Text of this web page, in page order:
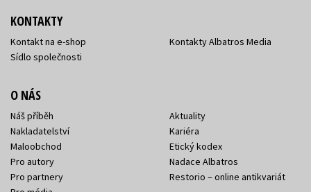
KONTAKTY
Kontakt na e-shop
Sídlo společnosti
Kontakty Albatros Media
O NÁS
Náš příběh
Nakladatelství
Maloobchod
Pro autory
Pro partnery
Aktuality
Kariéra
Etický kodex
Nadace Albatros
Restorio – online antikvariát